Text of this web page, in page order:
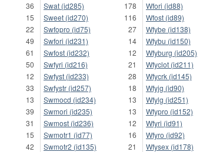
36
15
22
49
61
50
12
33
13
39
31
15
42
Swat (id285)
178
Sweet (id270)
116
Swfopro (id75)
27
Swfori (id231)
14
Swfost (id232)
12
Swfyri (id216)
21
Swfyst (id233)
28
Swfystr (id257)
18
Swmocd (id234)
13
Swmori (id235)
13
Swmost (id236)
12
Swmotr1 (id77)
16
Swmotr2 (id135)
21
Wfori (id88)
Wfost (id89)
Wfybe (id138)
Wfybu (id150)
Wfyburg (id205)
Wfyclot (id211)
Wfycrk (id145)
Wfyjg (id90)
Wfylg (id251)
Wfypro (id152)
Wfyri (id91)
Wfyro (id92)
Wfysex (id178)